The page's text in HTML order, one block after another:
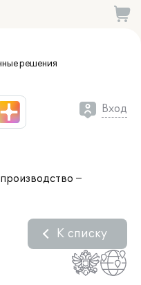
решения
Вход
К списку